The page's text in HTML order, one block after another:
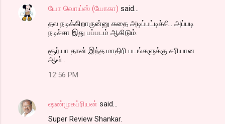
யோ வொய்ஸ் (யோகா) said…
தல நடிக்கிறாருன்னு கதை அடிப்பட்டிச்சி.. அப்படி
நடிச்சா இது பப்படம் ஆகிடும்.
சூர்யா தான் இந்த மாதிரி படங்களுக்கு சரியான
ஆள்..
12:56 PM
ஷண்முகப்ரியன் said…
Super Review Shankar.